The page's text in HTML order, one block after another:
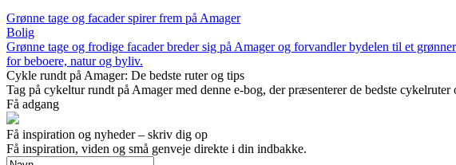
Grønne tage og facader spirer frem på Amager
Bolig
Grønne tage og frodige facader breder sig på Amager og forvandler bydelen til et
for beboere, natur og byliv.
Cykle rundt på Amager: De bedste ruter og tips
Tag på cykeltur rundt på Amager med denne e-bog, der præsenterer de bedste
Få adgang
Få inspiration og nyheder – skriv dig op
Få inspiration, viden og små genveje direkte i din indbakke.